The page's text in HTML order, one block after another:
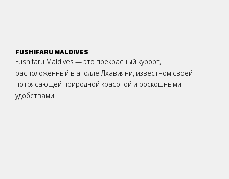
FUSHIFARU MALDIVES
Fushifaru Maldives — это прекрасный курорт,
расположенный в атолле Лхавияни, известном своей
потрясающей природной красотой и роскошными
удобствами.